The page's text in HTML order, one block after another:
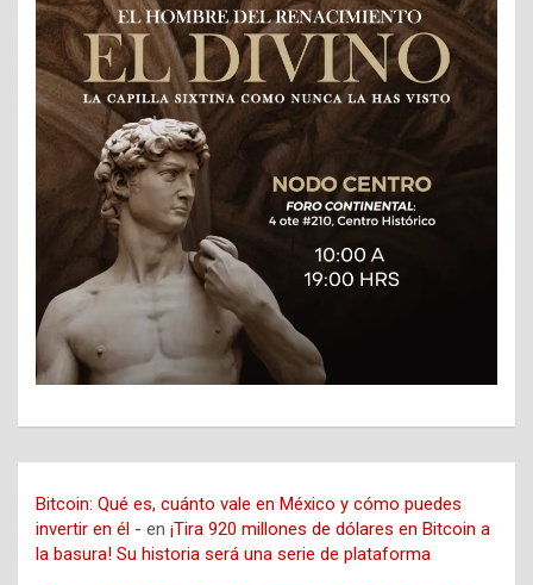
Bitcoin: Qué es, cuánto vale en México y cómo puedes
invertir en él - en ¡Tira 920 millones de dólares en Bitcoin a
la basura! Su historia será una serie de plataforma